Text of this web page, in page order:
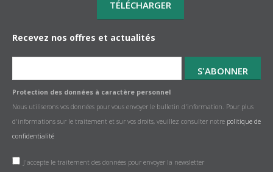
Recevez nos offres et actualités
Protection des données à caractère personnel
Nous utiliserons vos données pour vous envoyer le bulletin d'information. Pour plus
d'informations sur le traitement et sur vos droits, veuillez consulter notre politique de
confidentialité
J'accepte le traitement des données pour envoyer la newsletter